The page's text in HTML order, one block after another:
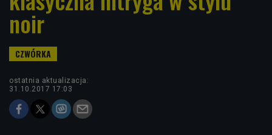
noir
ostatnia aktualizacja:
31.10.2017 17:03